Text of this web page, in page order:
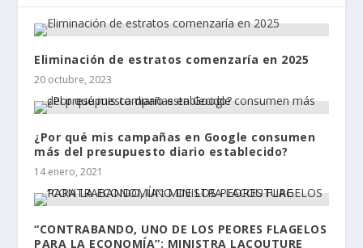
Eliminación de estratos comenzaría en 2025
20 octubre, 2023
¿Por qué mis campañas en Google consumen
más del presupuesto diario establecido?
14 enero, 2021
“CONTRABANDO, UNO DE LOS PEORES FLAGELOS
PARA LA ECONOMÍA”: MINISTRA LACOUTURE